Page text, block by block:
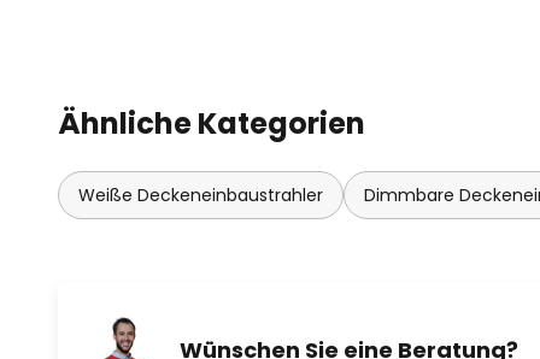
Ähnliche Kategorien
Weiße Deckeneinbaustrahler Dimmbare
Wünschen Sie eine Beratung?